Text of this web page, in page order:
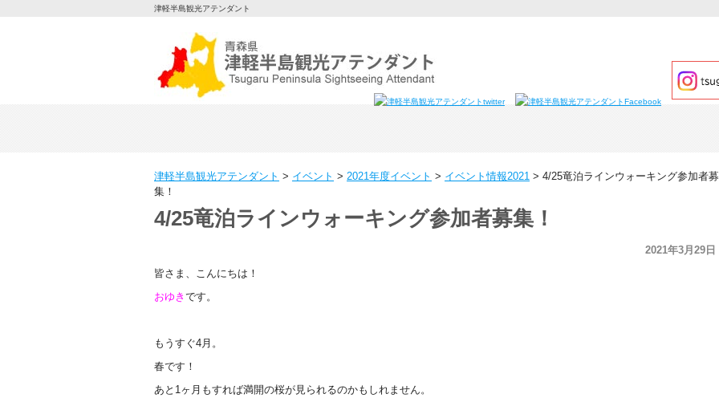
津軽半島観光アテンダント
津軽半島観光アテンダント > イベント > 2021年度イベント > イベント情報2021 > 4/25竜泊ラインウォーキング参加者募
集！
4/25竜泊ラインウォーキング参加者募集！
2021年3月29日
皆さま、こんにちは！
おゆき です。
もうすぐ4月。
春です！
あと1ヶ月もすれば満開の桜が見られるのかもしれません。